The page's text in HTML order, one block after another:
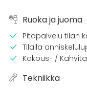
Ruoka ja juoma
Pitopalvelu tilan
Tilalla
Kokous- /
Tekniikka